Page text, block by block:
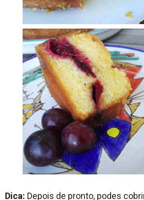
Dica: Depois de pronto, podes